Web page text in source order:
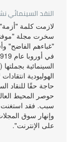
النقد السينمائي
سخرت مجلة
"غباءهم الفاضح"
الهوليودية
حاجة حقًا للنقاد
حوصر المحيط
سبب. فقد استغنت
وإنهار سوق
على الإنترنت".